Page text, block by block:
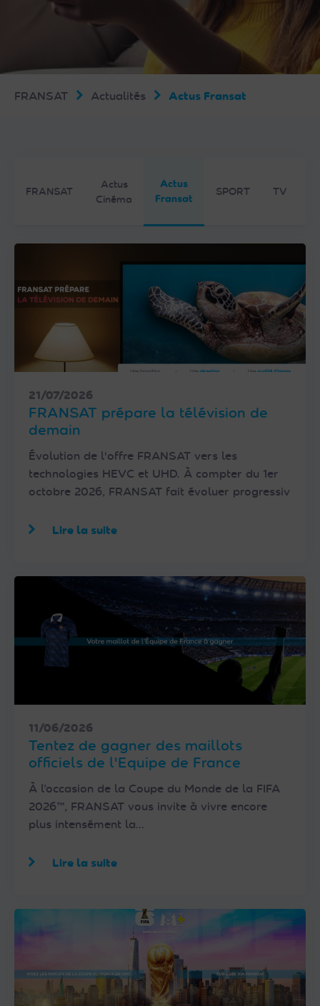
FRANSAT Actualités Actus Fransat
FRANSAT
Actus
Cinéma
Actus
Fransat
SPORT TV
21/07/2026
FRANSAT prépare la télévision de
demain
Évolution de l'offre FRANSAT vers les
technologies HEVC et UHD. À compter du 1er
octobre 2026, FRANSAT fait évoluer progressiv
Lire la suite
11/06/2026
Tentez de gagner des maillots
officiels de l'Equipe de France
À l’occasion de la Coupe du Monde de la FIFA
2026™, FRANSAT vous invite à vivre encore
plus intensément la…
Lire la suite